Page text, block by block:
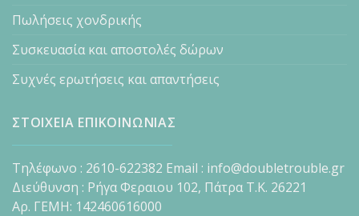
Πωλήσεις χονδρικής
Συσκευασία και αποστολές δώρων
Συχνές ερωτήσεις και απαντήσεις
ΣΤΟΙΧΕΙΑ ΕΠΙΚΟΙΝΩΝΙΑΣ
Τηλέφωνο : 2610-622382 Email : info@doubletrouble.gr
Διεύθυνση : Ρήγα Φεραιου 102, Πάτρα Τ.Κ. 26221
Αρ. ΓΕΜΗ: 142460616000